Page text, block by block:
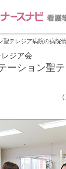
聖テレジア病院の病院
ジア会
ーション聖